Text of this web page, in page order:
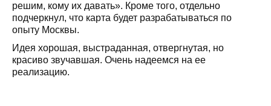
решим, кому их давать». Кроме того, отдельно
подчеркнул, что карта будет разрабатываться по
опыту Москвы.
Идея хорошая, выстраданная, отвергнутая, но
красиво звучавшая. Очень надеемся на ее
реализацию.